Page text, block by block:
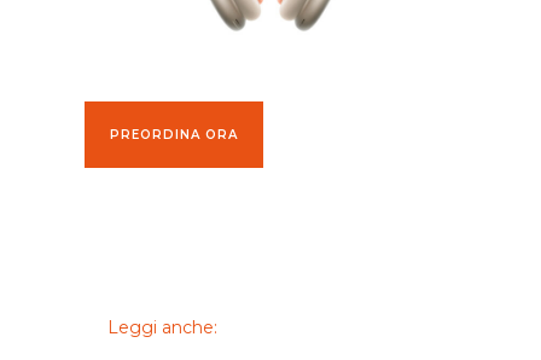
PREORDINA ORA
Leggi anche: